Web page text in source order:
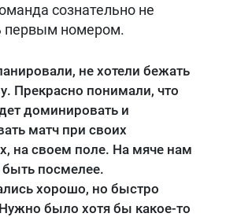
сознательно не
первым номером.
не хотели бежать
Прекрасно понимали, что
доминировать и
матч при своих
на своем поле. На мяче нам
посмелее.
хорошо, но быстро
было хотя бы какое-то